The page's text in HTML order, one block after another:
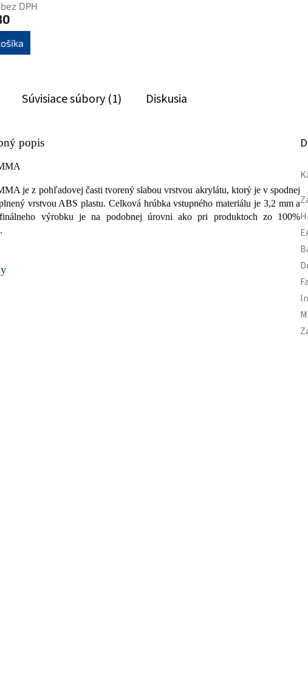
DPH
Súvisiace súbory (1) Diskusia
popis
je z pohľadovej časti tvorený slabou vrstvou akrylátu, ktorý je v spodnej
vrstvou ABS plastu. Celková hrúbka vstupného materiálu je 3,2 mm a
výrobku je na podobnej úrovni ako pri produktoch zo 100%